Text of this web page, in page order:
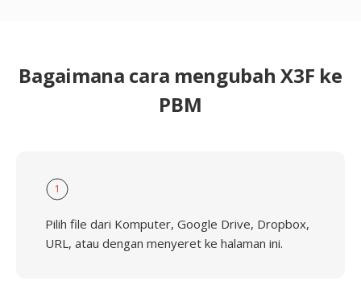
Bagaimana cara mengubah X3F ke
PBM
1
Pilih file dari Komputer, Google Drive, Dropbox,
URL, atau dengan menyeret ke halaman ini.